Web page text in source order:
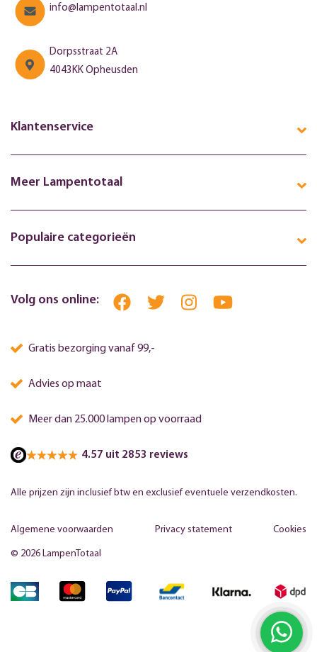
info@lampentotaal.nl
Dorpsstraat 2A
4043KK Opheusden
Klantenservice
Meer Lampentotaal
Populaire categorieën
Volg ons online:
Gratis bezorging vanaf 99,-
Advies op maat
Meer dan 25.000 lampen op voorraad
4.57 uit 2853 reviews
Alle prijzen zijn inclusief btw en exclusief eventuele verzendkosten.
© 2026 LampenTotaal
Algemene voorwaarden Privacy statement Cookies